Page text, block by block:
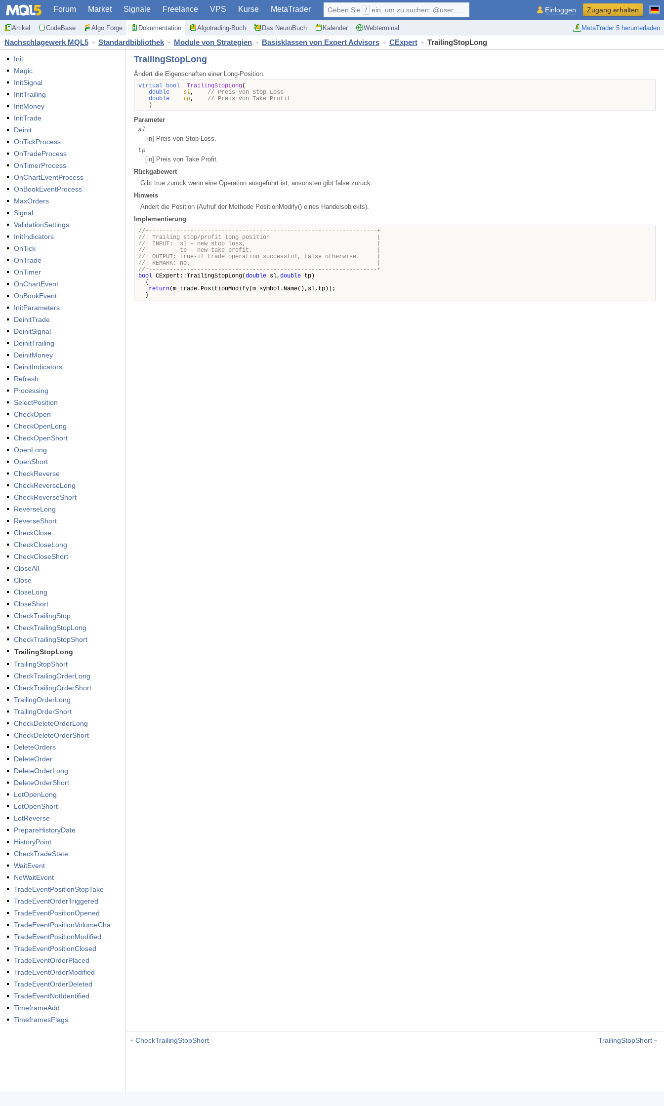
Forum Market Signale Freelance VPS Kurse MetaTrader
Artikel CodeBase Algo Forge Dokumentation Algotrading-Buch Das NeuroBuch Kalender Webterminal MetaTrader 5 herunterladen
Geben Sie / ein, um zu suchen: @user, $symbol, ... Einloggen Zugang erhalten
Nachschlagewerk MQL5 Standardbibliothek Module von Strategien Basisklassen von Expert Advisors CExpert TrailingStopLong
Init
Magic
InitSignal
InitTrailing
InitMoney
InitTrade
Deinit
OnTickProcess
OnTradeProcess
OnTimerProcess
OnChartEventProcess
OnBookEventProcess
MaxOrders
Signal
ValidationSettings
InitIndicators
OnTick
OnTrade
OnTimer
OnChartEvent
OnBookEvent
InitParameters
DeinitTrade
DeinitSignal
DeinitTrailing
DeinitMoney
DeinitIndicators
Refresh
Processing
SelectPosition
CheckOpen
CheckOpenLong
CheckOpenShort
OpenLong
OpenShort
CheckReverse
CheckReverseLong
CheckReverseShort
ReverseLong
ReverseShort
CheckClose
CheckCloseLong
CheckCloseShort
CloseAll
Close
CloseLong
CloseShort
CheckTrailingStop
CheckTrailingStopLong
CheckTrailingStopShort
TrailingStopLong
TrailingStopShort
CheckTrailingOrderLong
CheckTrailingOrderShort
TrailingOrderLong
TrailingOrderShort
CheckDeleteOrderLong
CheckDeleteOrderShort
DeleteOrders
DeleteOrder
DeleteOrderLong
DeleteOrderShort
LotOpenLong
LotOpenShort
LotReverse
PrepareHistoryDate
HistoryPoint
CheckTradeState
WaitEvent
NoWaitEvent
TradeEventPositionStopTake
TradeEventOrderTriggered
TradeEventPositionOpened
TradeEventPositionModified
TradeEventPositionClosed
TradeEventOrderPlaced
TradeEventOrderModified
TradeEventOrderDeleted
TradeEventNotIdentified
TimeframeAdd
TimeframesFlags
TrailingStopLong
Ändert die Eigenschaften einer Long-Position.
virtual bool TrailingStopLong(
double
sl, // Preis von Stop Loss
double
tp, // Preis von Take Profit
)
Parameter
sl
[in] Preis von Stop Loss.
tp
[in] Preis von Take Profit.
Rückgabewert
Gibt true zurück wenn eine Operation ausgeführt ist, ansonsten gibt false zurück.
Hinweis
Ändert die Position (Aufruf der Methode PositionModify() eines Handelsobjekts).
Implementierung
//+------------------------------------------------------------------+
//| Trailing stop/profit long position |
//| INPUT: sl - new stop loss, |
//| tp - new take profit. |
//| OUTPUT: true-if trade operation successful, false otherwise. |
//| REMARK: no. |
//+------------------------------------------------------------------+
bool CExpert::TrailingStopLong(double sl, double tp)
{
return(m_trade.PositionModify(m_symbol.Name(),sl,tp));
}
CheckTrailingStopShort TrailingStopShort